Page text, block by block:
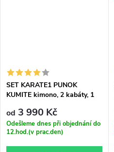
SET KARATE1 PUNOK
KUMITE kimono, 2 kabáty, 1
od 3 990 Kč
Odešleme dnes při objednání do
12.hod.(v prac.den)